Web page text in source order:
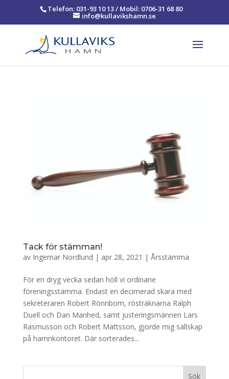
Telefon: 031-93 10 13 / Mobil: 0706-31 68 80
info@kullavikshamn.se
Tack för stämman!
av Ingemar Nordlund | apr 28, 2021 | Årsstämma
För en dryg vecka sedan höll vi ordinarie
föreningsstämma. Endast en decimerad skara med
sekreteraren Robert Rönnbom, rösträknarna Ralph
Duell och Dan Manhed, samt justeringsmännen Lars
Rasmusson och Robert Mattsson, gjorde mig sällskap
på hamnkontoret. Där sorterades...